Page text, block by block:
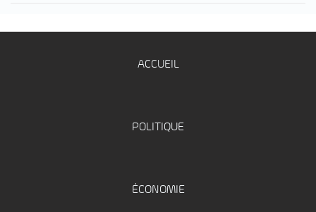
ACCUEIL
POLITIQUE
ÉCONOMIE